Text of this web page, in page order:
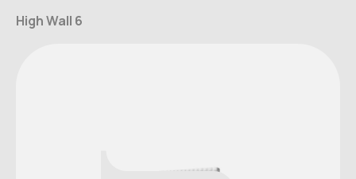
High Wall 6